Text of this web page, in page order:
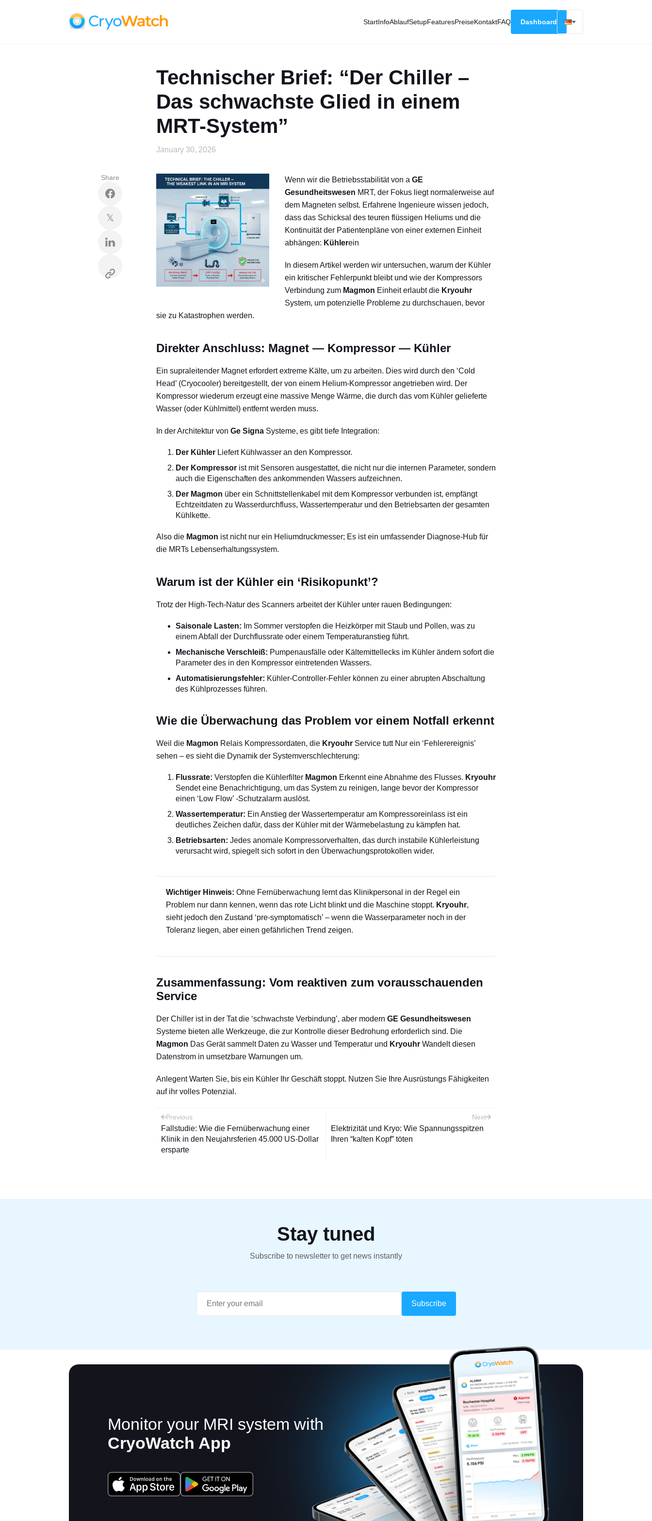
StartInfoAblaufSetupFeaturesPreiseKontaktFAQ Dashboard
Technischer Brief: “Der Chiller –
Das schwachste Glied in einem
MRT-System”
January 30, 2026
Wenn wir die Betriebsstabilität von aGE
Gesundheitswesen MRT, der Fokus liegt normalerweise auf
dem Magneten selbst. Erfahrene Ingenieure wissen jedoch,
dass das Schicksal des teuren flüssigen Heliums und die
Kontinuität der Patientenpläne von einer externen Einheit
abhängen: Kühlerein
In diesem Artikel werden wir untersuchen, warum der Kühler
ein kritischer Fehlerpunkt bleibt und wie der Kompressors
Verbindung zum Magmon Einheit erlaubt die Kryouhr
System, um potenzielle Probleme zu durchschauen, bevor
sie zu Katastrophen werden.
Direkter Anschluss: Magnet — Kompressor — Kühler
Ein supraleitender Magnet erfordert extreme Kälte, um zu arbeiten. Dies wird durch den ‘Cold
Head’ (Cryocooler) bereitgestellt, der von einem Helium-Kompressor angetrieben wird. Der
Kompressor wiederum erzeugt eine massive Menge Wärme, die durch das vom Kühler gelieferte
Wasser (oder Kühlmittel) entfernt werden muss.
In der Architektur von Ge Signa Systeme, es gibt tiefe Integration:
Der Kühler Liefert Kühlwasser an den Kompressor.
Der Kompressor ist mit Sensoren ausgestattet, die nicht nur die internen Parameter, sondern
auch die Eigenschaften des ankommenden Wassers aufzeichnen.
Der Magmon über ein Schnittstellenkabel mit dem Kompressor verbunden ist, empfängt
Echtzeitdaten zu Wasserdurchfluss, Wassertemperatur und den Betriebsarten der gesamten
Kühlkette.
Also die Magmon ist nicht nur ein Heliumdruckmesser; Es ist ein umfassender Diagnose-Hub für
die MRTs Lebenserhaltungssystem.
Warum ist der Kühler ein ‘Risikopunkt’?
Trotz der High-Tech-Natur des Scanners arbeitet der Kühler unter rauen Bedingungen:
Saisonale Lasten: Im Sommer verstopfen die Heizkörper mit Staub und Pollen, was zu
einem Abfall der Durchflussrate oder einem Temperaturanstieg führt.
Mechanische Verschleiß: Pumpenausfälle oder Kältemittellecks im Kühler ändern sofort die
Parameter des in den Kompressor eintretenden Wassers.
Automatisierungsfehler: Kühler-Controller-Fehler können zu einer abrupten Abschaltung
des Kühlprozesses führen.
Wie die Überwachung das Problem vor einem Notfall erkennt
Weil die Magmon Relais Kompressordaten, die Kryouhr Service tutt Nur ein ‘Fehlerereignis’
sehen – es sieht die Dynamik der Systemverschlechterung:
Flussrate: Verstopfen die Kühlerfilter Magmon Erkennt eine Abnahme des Flusses. Kryouhr
Sendet eine Benachrichtigung, um das System zu reinigen, lange bevor der Kompressor
einen ‘Low Flow’ -Schutzalarm auslöst.
Wassertemperatur: Ein Anstieg der Wassertemperatur am Kompressoreinlass ist ein
deutliches Zeichen dafür, dass der Kühler mit der Wärmebelastung zu kämpfen hat.
Betriebsarten: Jedes anomale Kompressorverhalten, das durch instabile Kühlerleistung
verursacht wird, spiegelt sich sofort in den Überwachungsprotokollen wider.
Wichtiger Hinweis: Ohne Fernüberwachung lernt das Klinikpersonal in der Regel ein
Problem nur dann kennen, wenn das rote Licht blinkt und die Maschine stoppt. Kryouhr,
sieht jedoch den Zustand ‘pre-symptomatisch’ – wenn die Wasserparameter noch in der
Toleranz liegen, aber einen gefährlichen Trend zeigen.
Zusammenfassung: Vom reaktiven zum vorausschauenden
Service
Der Chiller ist in der Tat die ‘schwachste Verbindung’, aber modern GE Gesundheitswesen
Systeme bieten alle Werkzeuge, die zur Kontrolle dieser Bedrohung erforderlich sind. Die
Magmon Das Gerät sammelt Daten zu Wasser und Temperatur und Kryouhr Wandelt diesen
Datenstrom in umsetzbare Warnungen um.
Anlegent Warten Sie, bis ein Kühler Ihr Geschäft stoppt. Nutzen Sie Ihre Ausrüstungs Fähigkeiten
auf ihr volles Potenzial.
Share
𝕏
Post
navigation
Previous
Fallstudie: Wie die Fernüberwachung einer
Klinik in den Neujahrsferien 45.000 US-Dollar
ersparte
Next
Elektrizität und Kryo: Wie Spannungsspitzen
Ihren “kalten Kopf” töten
Stay tuned
Subscribe to newsletter to get news instantly
Monitor your MRI system with
CryoWatch App